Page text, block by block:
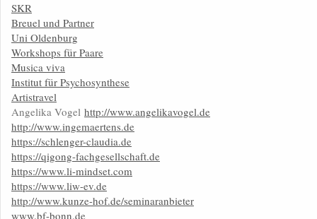
SKR
Breuel und Partner
Uni Oldenburg
Workshops für Paare
Musica viva
Institut für Psychosynthese
Artistravel
Angelika Vogel http://www.angelikavogel.de
http://www.ingemaertens.de
https://schlenger-claudia.de
https://qigong-fachgesellschaft.de
https://www.li-mindset.com
https://www.liw-ev.de
http://www.kunze-hof.de/seminaranbieter
www.bf-bonn.de